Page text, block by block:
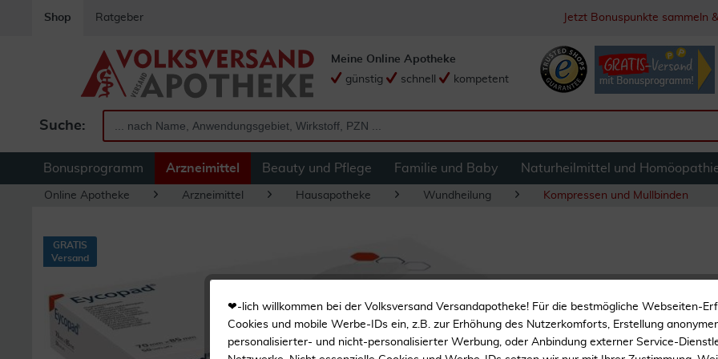
Shop Ratgeber Jetzt Bonuspunkte sammeln
Suche:
Meine Online Apotheke
günstig
schnell kompetent
Bonusprogramm Arzneimittel Beauty und Pflege Familie und Baby Naturheilmittel und
Online Apotheke Arzneimittel Hausapotheke Wundheilung Kompressen und Mullbinden
Eycopad
Kompressen
GRATIS
Versand
❤-lich willkommen bei der Volksversand Versandapotheke! Für die bestmögliche Webseiten-
Cookies und mobile Werbe-IDs ein, z.B. zur Erhöhung des Nutzerkomforts, Erstellung
personalisierter- und nicht-personalisierter Werbung, oder Anbindung externer Service-